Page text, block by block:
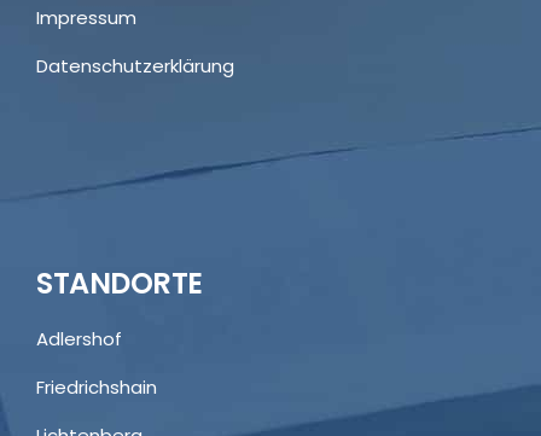
Impressum
Datenschutzerklärung
STANDORTE
Adlershof
Friedrichshain